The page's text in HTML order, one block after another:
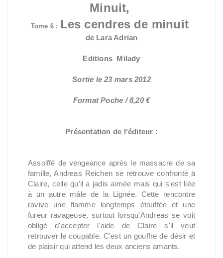
Minuit,
Tome 6 : Les cendres de minuit
de Lara Adrian
Editions Milady
Sortie le 23 mars 2012
Format Poche / 8,20 €
Présentation de l'éditeur :
Assoiffé de vengeance après le massacre de sa
famille, Andreas Reichen se retrouve confronté à
Claire, celle qu'il a jadis aimée mais qui s'est liée
à un autre mâle de la Lignée. Cette rencontre
ravive une flamme longtemps étouffée et une
fureur ravageuse, surtout lorsqu'Andreas se voit
obligé d'accepter l'aide de Claire s'il veut
retrouver le coupable. C'est un gouffre de désir et
de plaisir qui attend les deux anciens amants.